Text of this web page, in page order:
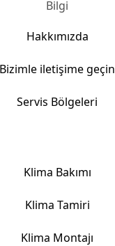
Bilgi
Hakkımızda
Bizimle iletişime geçin
Servis Bölgeleri
Klima Bakımı
Klima Tamiri
Klima Montajı